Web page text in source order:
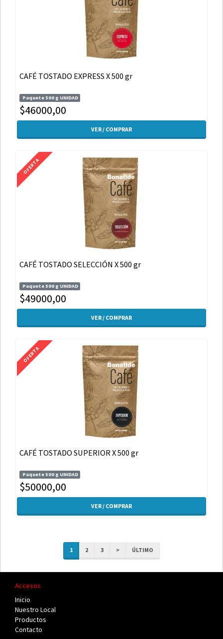
CAFÉ TOSTADO EXPRESS X 500 gr
Paquete 500 g UNIDAD
$46000,00
VER / COMPRAR
OFERTA
CAFÉ TOSTADO SELECCIÓN X 500 gr
Paquete 500 g UNIDAD
$49000,00
VER / COMPRAR
OFERTA
CAFÉ TOSTADO SUPERIOR X 500 gr
Paquete 500 g UNIDAD
$50000,00
VER / COMPRAR
1 2 3 > ÚLTIMO
Accesos
Inicio
Nuestro Local
Productos
Contacto